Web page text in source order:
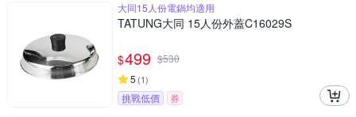
大同15人份電鍋均適用
TATUNG大同 15人份外蓋C16029S
$499 $530
5 (1)
挑戰低價
券